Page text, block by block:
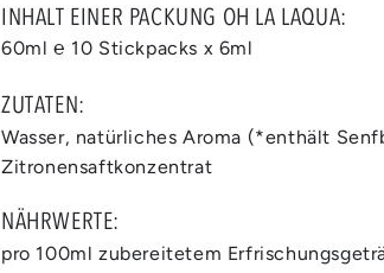
INHALT EINER PACKUNG OH LA LAQUA:
60ml ℮ 10 Stickpacks x 6ml
ZUTATEN:
Wasser, natürliches Aroma (*enthält
Zitronensaftkonzentrat
NÄHRWERTE:
pro 100ml zubereitetem